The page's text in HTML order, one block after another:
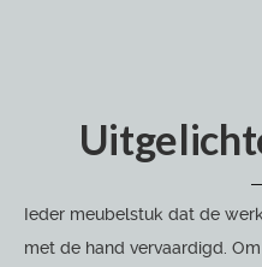
Ieder meubelstuk dat de
met de hand vervaardigd.